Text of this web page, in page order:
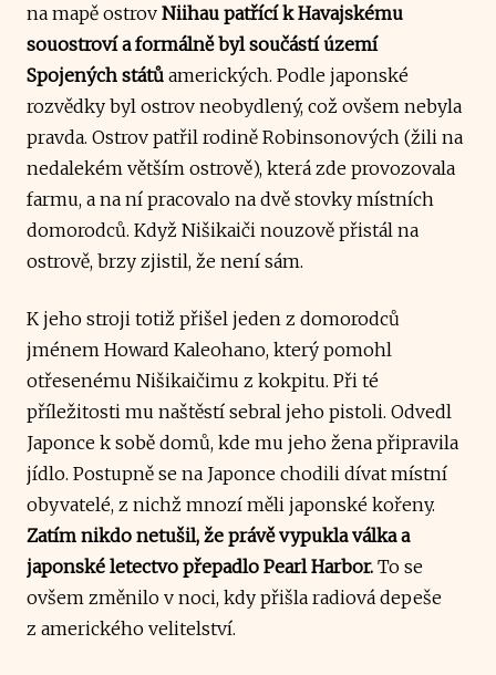
na mapě ostrov Niihau patřící k Havajskému
souostroví a formálně byl součástí území
Spojených států amerických. Podle japonské
rozvědky byl ostrov neobydlený, což ovšem nebyla
pravda. Ostrov patřil rodině Robinsonových (žili na
nedalekém větším ostrově), která zde provozovala
farmu, a na ní pracovalo na dvě stovky místních
domorodců. Když Nišikaiči nouzově přistál na
ostrově, brzy zjistil, že není sám.
K jeho stroji totiž přišel jeden z domorodců
jménem Howard Kaleohano, který pomohl
otřesenému Nišikaičimu z kokpitu. Při té
příležitosti mu naštěstí sebral jeho pistoli. Odvedl
Japonce k sobě domů, kde mu jeho žena připravila
jídlo. Postupně se na Japonce chodili dívat místní
obyvatelé, z nichž mnozí měli japonské kořeny.
Zatím nikdo netušil, že právě vypukla válka a
japonské letectvo přepadlo Pearl Harbor. To se
ovšem změnilo v noci, kdy přišla radiová depeše
z amerického velitelství.